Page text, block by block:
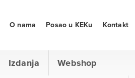
Izdanja Webshop
O nama Posao u KEKu Kontakt